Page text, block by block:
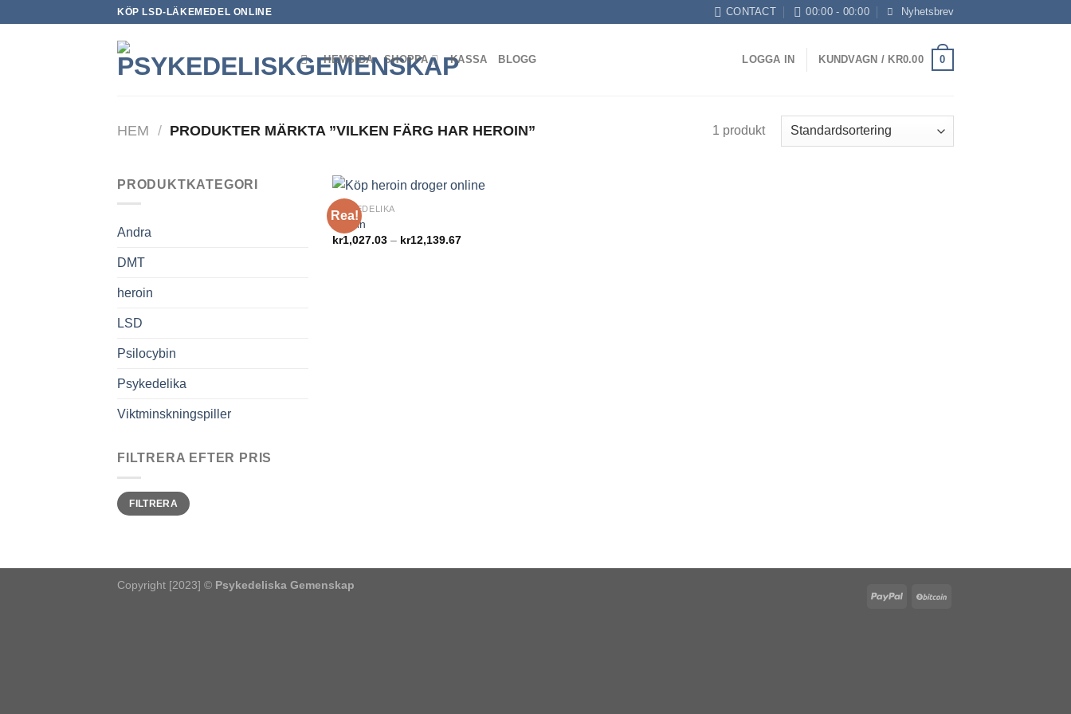
KÖP LSD-LÄKEMEDEL ONLINE CONTACT 00:00 - 00:00 Nyhetsbrev
HEMSIDA SHOPPA KASSA BLOGG LOGGA IN KUNDVAGN / KR0.00 0
HEM / PRODUKTER MÄRKTA ”VILKEN FÄRG HAR HEROIN” 1 produkt
PRODUKTKATEGORI
Andra
DMT
heroin
LSD
Psilocybin
Psykedelika
Viktminskningspiller
FILTRERA EFTER PRIS
Pris
från
Pris
till
FILTRERA
Rea!
PSYKEDELIKA
Heroin
kr1,027.03 – kr12,139.67Prisintervall:
Copyright [2023] © Psykedeliska Gemenskap